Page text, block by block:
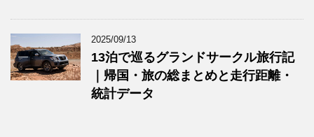
2025/09/13
13泊で巡るグランドサークル旅行記
｜帰国・旅の総まとめと走行距離・
統計データ